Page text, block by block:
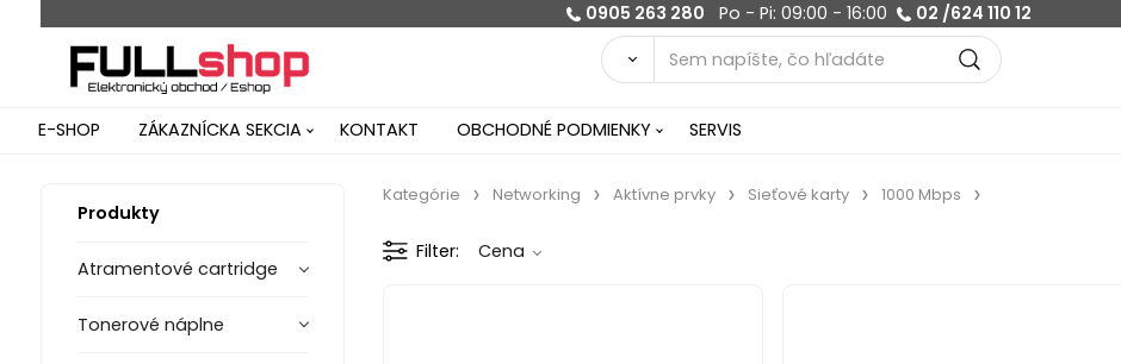
0905 263 280 Po - Pi: 09:00 - 16:00 02 /624 110 12
E-SHOP ZÁKAZNÍCKA SEKCIA KONTAKT OBCHODNÉ PODMIENKY SERVIS
Produkty
Atramentové cartridge
Tonerové náplne
Kategórie Networking Aktívne prvky Sieťové karty 1000 Mbps
Filter Cena